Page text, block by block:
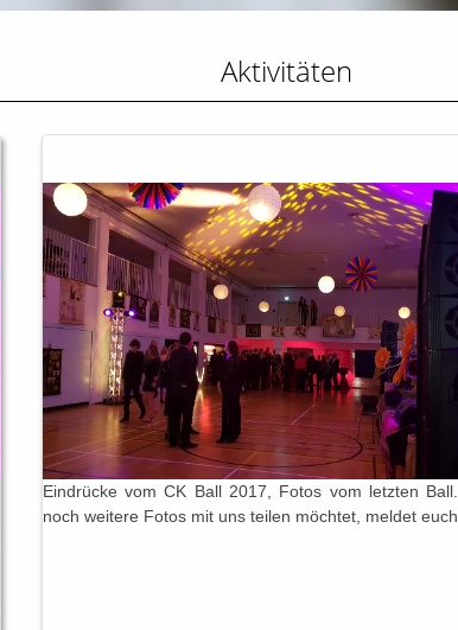
Aktivitäten
Eindrücke vom CK Ball 2017, Fotos vom letzten
noch weitere Fotos mit uns teilen möchtet, meldet